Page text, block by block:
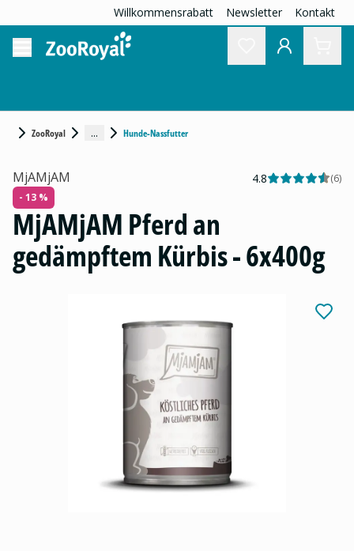
Willkommensrabatt Newsletter Kontakt
ZooRoyal ... Hunde-Nassfutter
MjAMjAM 4.8 (6)
- 13 %
MjAMjAM Pferd an
gedämpftem Kürbis - 6x400g